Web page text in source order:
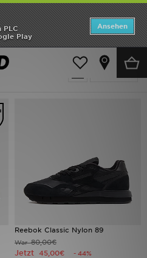
PLC
Play
Ansehen
Classic Nylon
verfeinern
Nylon
Reebok Classic Nylon 89
War80,00€
Jetzt 45,00€ - 44%